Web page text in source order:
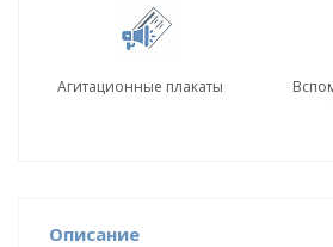
Агитационные плакаты
Описание